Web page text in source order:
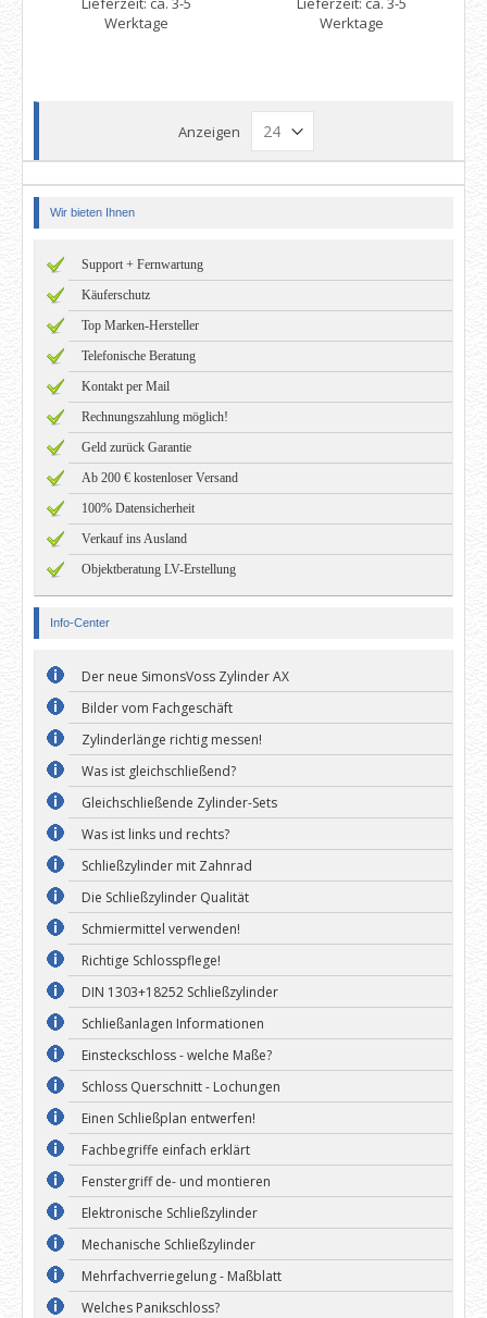
Werktage
Werktage
Anzeigen
Wir bieten Ihnen
Support + Fernwartung
Käuferschutz
Top Marken-Hersteller
Telefonische Beratung
Kontakt per Mail
Rechnungszahlung möglich!
Geld zurück Garantie
Ab 200 € kostenloser Versand
100% Datensicherheit
Verkauf ins Ausland
Objektberatung LV-Erstellung
Info-Center
Der neue SimonsVoss Zylinder AX
Bilder vom Fachgeschäft
Zylinderlänge richtig messen!
Was ist gleichschließend?
Gleichschließende Zylinder-Sets
Was ist links und rechts?
Schließzylinder mit Zahnrad
Die Schließzylinder Qualität
Schmiermittel verwenden!
Richtige Schlosspflege!
DIN 1303+18252 Schließzylinder
Schließanlagen Informationen
Einsteckschloss - welche Maße?
Schloss Querschnitt - Lochungen
Einen Schließplan entwerfen!
Fachbegriffe einfach erklärt
Fenstergriff de- und montieren
Elektronische Schließzylinder
Mechanische Schließzylinder
Mehrfachverriegelung - Maßblatt
Welches Panikschloss?